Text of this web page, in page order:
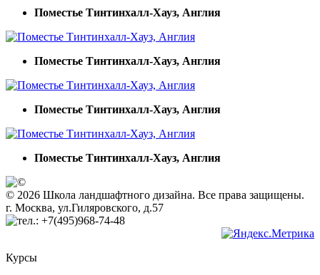
Поместье Тинтинхалл-Хауз, Англия
Поместье Тинтинхалл-Хауз, Англия
Поместье Тинтинхалл-Хауз, Англия
Поместье Тинтинхалл-Хауз, Англия
© 2026 Школа ландшафтного дизайна. Все права защищены.
г. Москва, ул.Гиляровского, д.57
+7(495)968-74-48
Курсы